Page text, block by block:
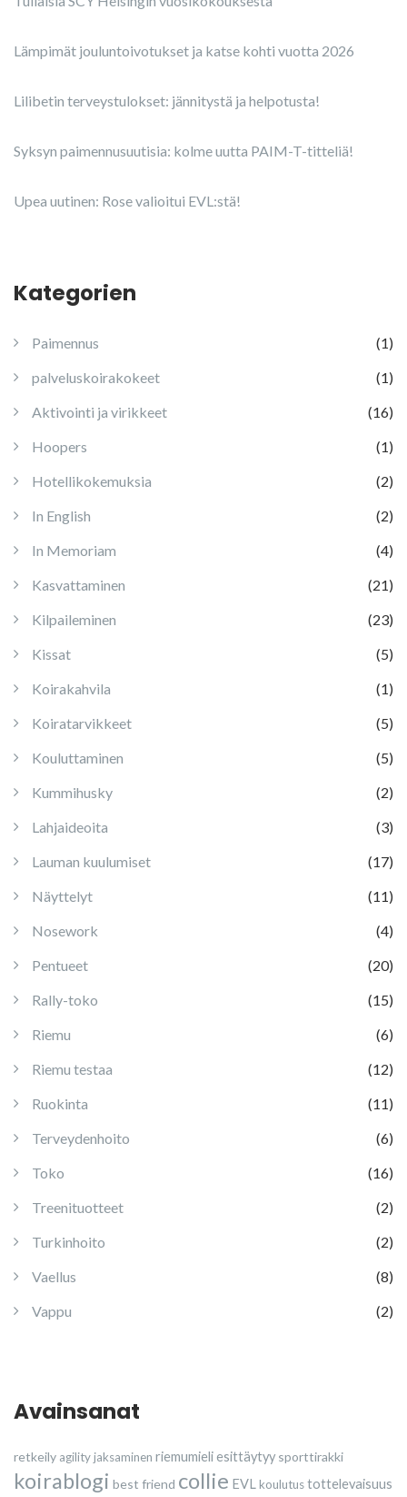
Lämpimät jouluntoivotukset ja katse kohti vuotta 2026
Lilibetin terveystulokset: jännitystä ja helpotusta!
Syksyn paimennusuutisia: kolme uutta PAIM-T-titteliä!
Upea uutinen: Rose valioitui EVL:stä!
Kategorien
Paimennus
(1)
palveluskoirakokeet
(1)
Aktivointi ja virikkeet
(16)
Hoopers
(1)
Hotellikokemuksia
(2)
In English
(2)
In Memoriam
(4)
Kasvattaminen
(21)
Kilpaileminen
(23)
Kissat
(5)
Koirakahvila
(1)
Koiratarvikkeet
(5)
Kouluttaminen
(5)
Kummihusky
(2)
Lahjaideoita
(3)
Lauman kuulumiset
(17)
Näyttelyt
(11)
Nosework
(4)
Pentueet
(20)
Rally-toko
(15)
Riemu
(6)
Riemu testaa
(12)
Ruokinta
(11)
Terveydenhoito
(6)
Toko
(16)
Treenituotteet
(2)
Turkinhoito
(2)
Vaellus
(8)
Vappu
(2)
Avainsanat
retkeily agilityjaksaminen riemumieli esittäytyy sporttirakki
koirablogi best friend collie EVL koulutustottelevaisuus